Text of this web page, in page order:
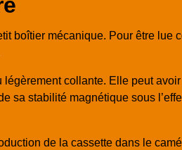
boîtier mécanique. Pour être lue
collante. Elle peut
sa stabilité magnétique sous
de la cassette dans le